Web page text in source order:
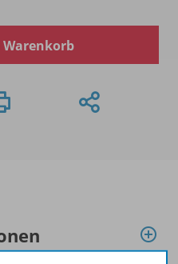
Warenkorb